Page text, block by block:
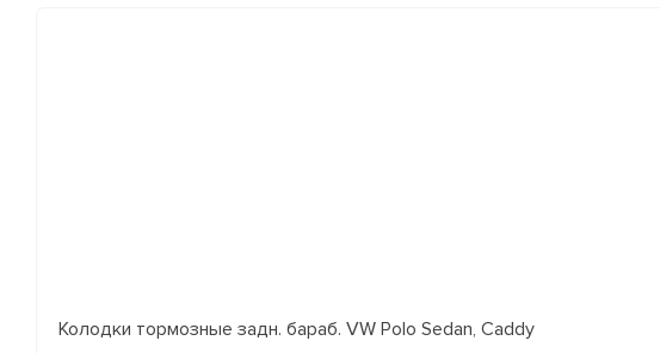
Колодки тормозные задн. бараб. VW Polo Sedan, Caddy